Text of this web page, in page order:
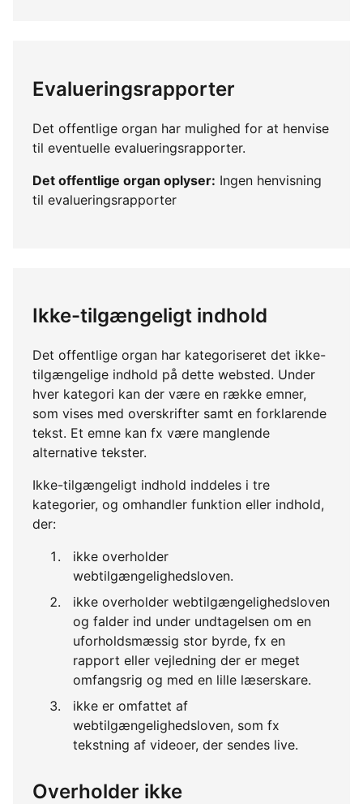
Evalueringsrapporter
Det offentlige organ har mulighed for at henvise
til eventuelle evalueringsrapporter.
Det offentlige organ oplyser: Ingen henvisning
til evalueringsrapporter
Ikke-tilgængeligt indhold
Det offentlige organ har kategoriseret det ikke-
tilgængelige indhold på dette websted. Under
hver kategori kan der være en række emner,
som vises med overskrifter samt en forklarende
tekst. Et emne kan fx være manglende
alternative tekster.
Ikke-tilgængeligt indhold inddeles i tre
kategorier, og omhandler funktion eller indhold,
der:
ikke overholder
webtilgængelighedsloven.
ikke overholder webtilgængelighedsloven
og falder ind under undtagelsen om en
uforholdsmæssig stor byrde, fx en
rapport eller vejledning der er meget
omfangsrig og med en lille læserskare.
ikke er omfattet af
webtilgængelighedsloven, som fx
tekstning af videoer, der sendes live.
Overholder ikke